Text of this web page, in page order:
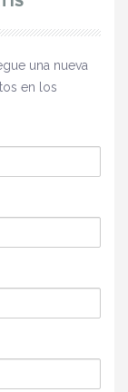
una nueva
en los